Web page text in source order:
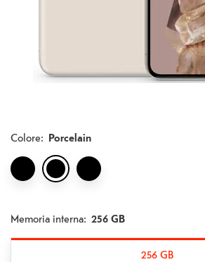
Colore: Porcelain
Memoria interna: 256 GB
256 GB